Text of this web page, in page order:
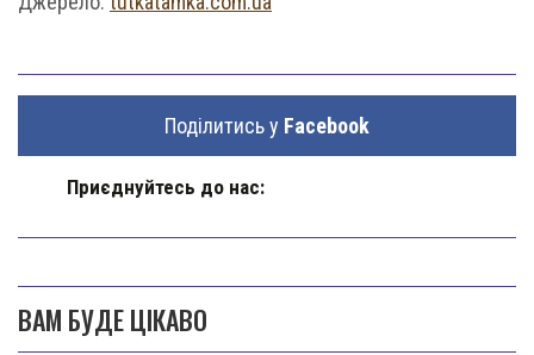
Поділитись у Facebook
Приєднуйтесь до нас:
ВАМ БУДЕ ЦІКАВО